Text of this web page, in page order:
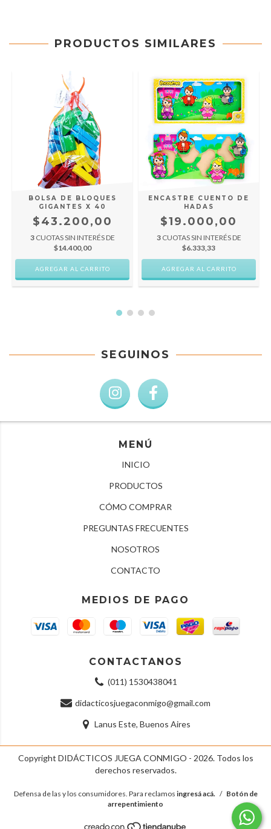
PRODUCTOS SIMILARES
BOLSA DE BLOQUES
GIGANTES X 40
$43.200,00
3 CUOTAS SIN INTERÉS DE
$14.400,00
ENCASTRE CUENTO DE
HADAS
$19.000,00
3 CUOTAS SIN INTERÉS DE
$6.333,33
SEGUINOS
MENÚ
INICIO
PRODUCTOS
CÓMO COMPRAR
PREGUNTAS FRECUENTES
NOSOTROS
CONTACTO
MEDIOS DE PAGO
CONTACTANOS
(011) 1530438041
didacticosjuegaconmigo@gmail.com
Lanus Este, Buenos Aires
Copyright DIDÁCTICOS JUEGA CONMIGO - 2026. Todos los
derechos reservados.
Defensa de las y los consumidores. Para reclamos ingresá acá. / Botón de
arrepentimiento